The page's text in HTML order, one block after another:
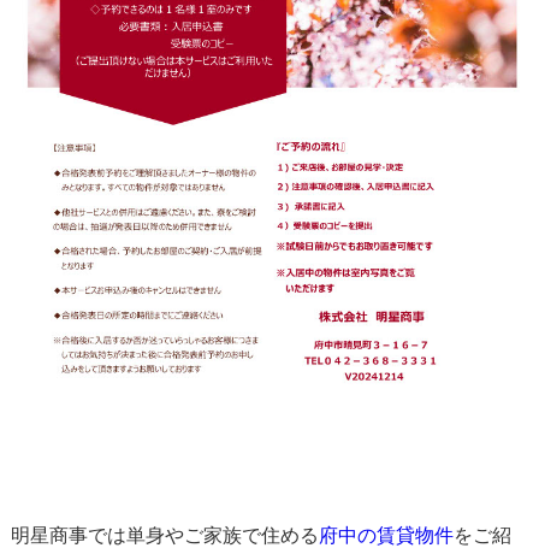
明星商事では単身やご家族で住める 府中の賃貸物件をご紹